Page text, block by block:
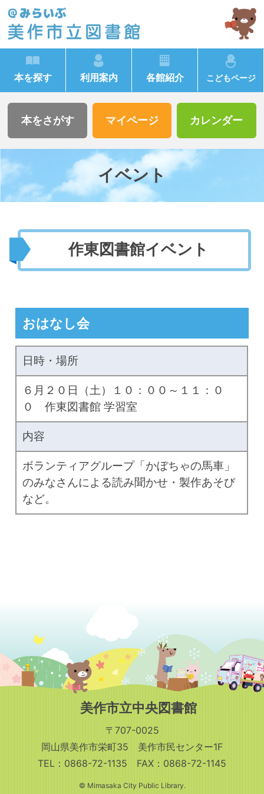
本を探す 利用案内 各館紹介 こどもページ
本をさがす マイページ カレンダー
イベント
作東図書館イベント
おはなし会
日時・場所
６月２０日（土）１０：００～１１：０
０ 作東図書館 学習室
内容
ボランティアグループ「かぼちゃの馬車」
のみなさんによる読み聞かせ・製作あそび
など。
美作市立中央図書館
〒707-0025
岡山県美作市栄町35 美作市民センター1F
TEL：0868-72-1135 FAX：0868-72-1145
© Mimasaka City Public Library.